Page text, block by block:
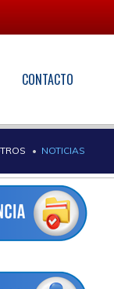
CONTACTO
NOTICIAS